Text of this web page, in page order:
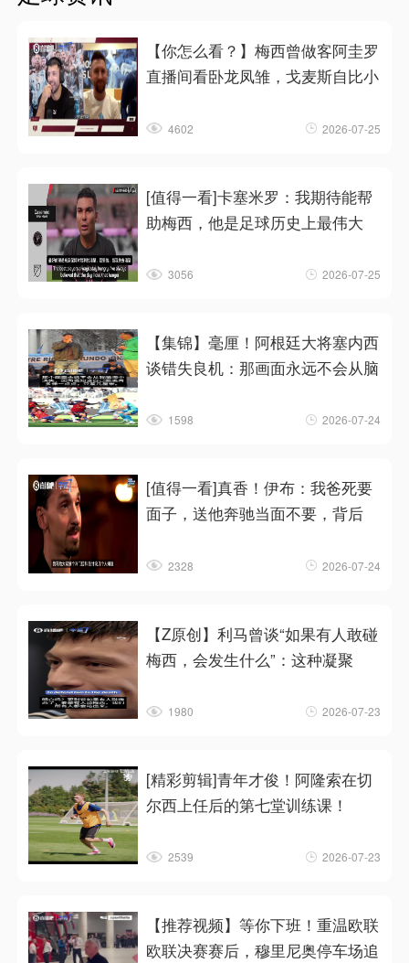
【你怎么看？】梅西曾做客阿圭罗
直播间看卧龙凤雏，戈麦斯自比小
4602 2026-07-25
[值得一看]卡塞米罗：我期待能帮
助梅西，他是足球历史上最伟大
3056 2026-07-25
【集锦】毫厘！阿根廷大将塞内西
谈错失良机：那画面永远不会从脑
1598 2026-07-24
[值得一看]真香！伊布：我爸死要
面子，送他奔驰当面不要，背后
2328 2026-07-24
【Z原创】利马曾谈“如果有人敢碰
梅西，会发生什么”：这种凝聚
1980 2026-07-23
[精彩剪辑]青年才俊！阿隆索在切
尔西上任后的第七堂训练课！
2539 2026-07-23
【推荐视频】等你下班！重温欧联
欧联决赛赛后，穆里尼奥停车场追